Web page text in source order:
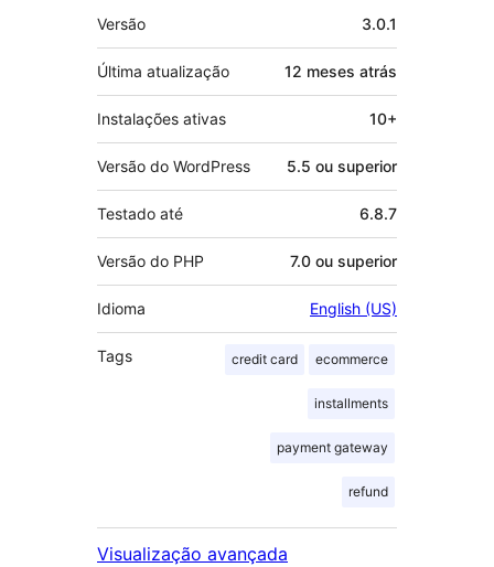
Meta
Versão 3.0.1
Última atualização 12 meses atrás
Instalações ativas 10+
Versão do WordPress 5.5 ou superior
Testado até 6.8.7
Versão do PHP 7.0 ou superior
Idioma English (US)
Tags credit card ecommerce
installments
payment gateway
refund
Visualização avançada